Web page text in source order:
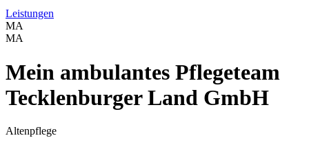
Leistungen
MA
MA
Mein ambulantes Pflegeteam
Tecklenburger Land GmbH
Altenpflege